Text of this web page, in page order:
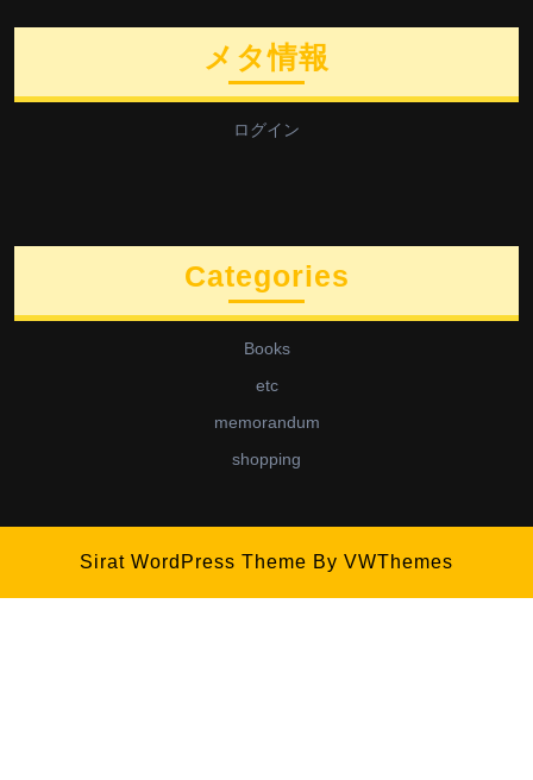
メタ情報
ログイン
Categories
Books
etc
memorandum
shopping
Sirat WordPress Theme By VWThemes